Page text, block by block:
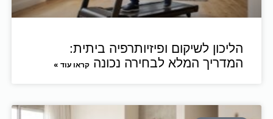
הליכון לשיקום ופיזיותרפיה ביתית:
המדריך המלא לבחירה נכונה קראו עוד »
מאשר/ת